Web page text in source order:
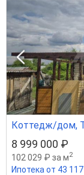
Коттедж/дом,
8 999 000 ₽
102 029 ₽ за м2
Ипотека от 43